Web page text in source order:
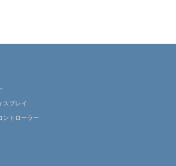
スプレイ
ントローラー